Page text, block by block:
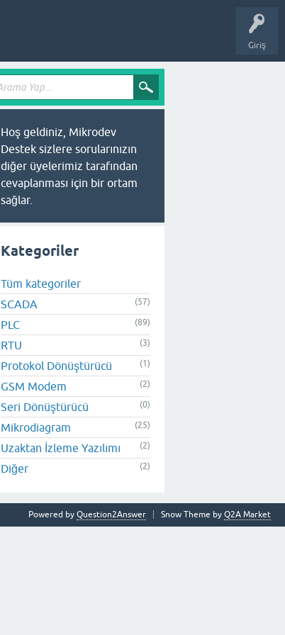
Giriş
Hoş geldiniz, Mikrodev
Destek sizlere sorularınızın
diğer üyelerimiz tarafından
cevaplanması için bir ortam
sağlar.
Kategoriler
Tüm kategoriler
SCADA
(57)
PLC (89)
RTU (3)
Protokol Dönüştürücü (1)
GSM Modem (2)
Seri Dönüştürücü (0)
Mikrodiagram (25)
Uzaktan İzleme Yazılımı (2)
Diğer (2)
Snow Theme by Q2A Market
Powered by Question2Answer